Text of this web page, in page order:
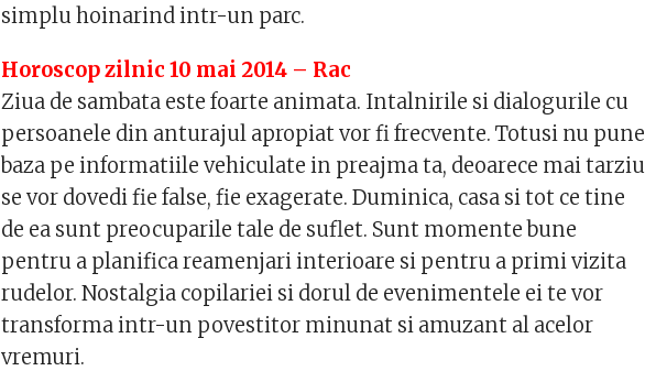
simplu hoinarind intr-un parc.
Horoscop zilnic 10 mai 2014 – Rac
Ziua de sambata este foarte animata. Intalnirile si dialogurile cu
persoanele din anturajul apropiat vor fi frecvente. Totusi nu pune
baza pe informatiile vehiculate in preajma ta, deoarece mai tarziu
se vor dovedi fie false, fie exagerate. Duminica, casa si tot ce tine
de ea sunt preocuparile tale de suflet. Sunt momente bune
pentru a planifica reamenjari interioare si pentru a primi vizita
rudelor. Nostalgia copilariei si dorul de evenimentele ei te vor
transforma intr-un povestitor minunat si amuzant al acelor
vremuri.